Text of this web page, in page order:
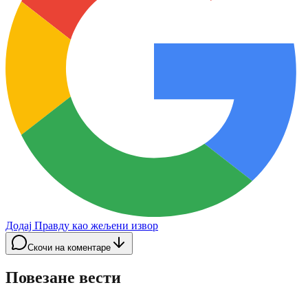
Додај Правду као жељени извор
Скочи на коментаре
Повезане вести